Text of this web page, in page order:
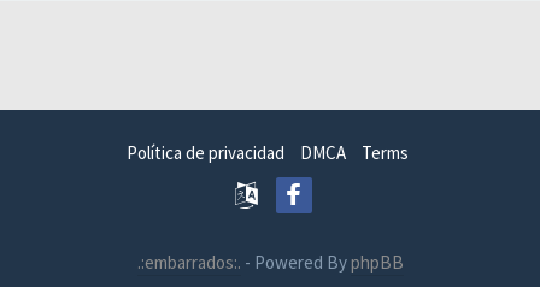
Política de privacidad DMCA Terms
.:embarrados:. - Powered ByphpBB